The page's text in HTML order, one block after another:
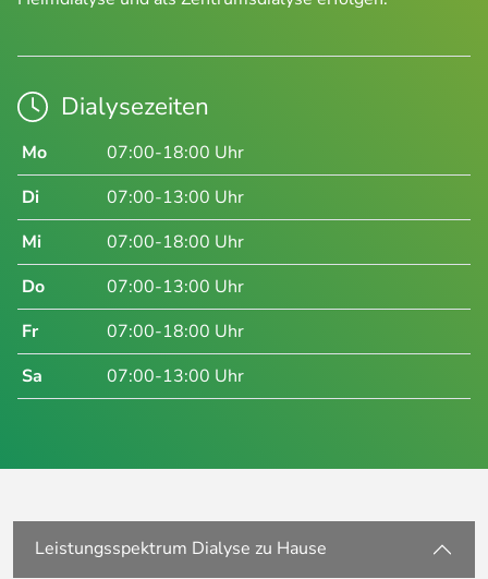
Dialysezeiten
Mo
07:00-18:00 Uhr
Di
07:00-13:00 Uhr
Mi
07:00-18:00 Uhr
Do
07:00-13:00 Uhr
Fr
07:00-18:00 Uhr
Sa
07:00-13:00 Uhr
Leistungsspektrum Dialyse zu Hause